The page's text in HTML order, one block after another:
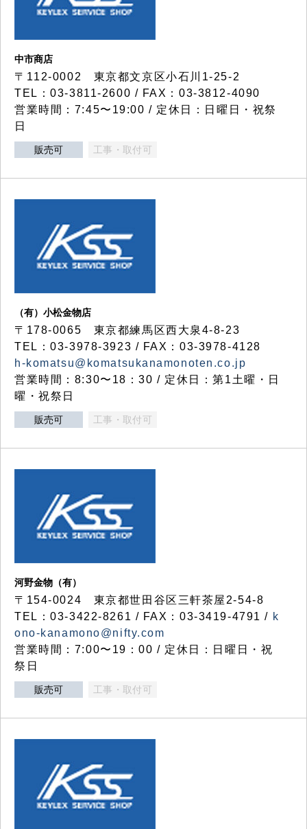
中市商店
〒112-0002 東京都文京区小石川1-25-2
TEL：03-3811-2600 / FAX：03-3812-4090
営業時間：7:45〜19:00 / 定休日：日曜日・祝祭
日
販売可 工事・取付可
（有）小松金物店
〒178-0065 東京都練馬区西大泉4-8-23
TEL：03-3978-3923 / FAX：03-3978-4128
h-komatsu@komatsukanamonoten.co.jp
営業時間：8:30〜18：30 / 定休日：第1土曜・日
曜・祝祭日
販売可 工事・取付可
河野金物（有）
〒154-0024 東京都世田谷区三軒茶屋2-54-8
TEL：03-3422-8261 / FAX：03-3419-4791 / k
ono-kanamono@nifty.com
営業時間：7:00〜19：00 / 定休日：日曜日・祝
祭日
販売可 工事・取付可